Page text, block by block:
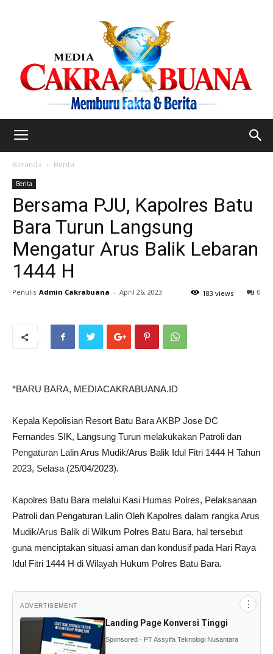
Beranda Berita
Berita
Bersama PJU, Kapolres Batu
Bara Turun Langsung
Mengatur Arus Balik Lebaran
1444 H
Penulis Admin Cakrabuana - April 26, 2023 0
183 views
*BARU BARA, MEDIACAKRABUANA.ID
Kepala Kepolisian Resort Batu Bara AKBP Jose DC
Fernandes SIK, Langsung Turun melakukakan Patroli dan
Pengaturan Lalin Arus Mudik/Arus Balik Idul Fitri 1444 H Tahun
2023, Selasa (25/04/2023).
Kapolres Batu Bara melalui Kasi Humas Polres, Pelaksanaan
Patroli dan Pengaturan Lalin Oleh Kapolres dalam rangka Arus
Mudik/Arus Balik di Wilkum Polres Batu Bara, hal tersebut
guna menciptakan situasi aman dan kondusif pada Hari Raya
Idul Fitri 1444 H di Wilayah Hukum Polres Batu Bara.
ADVERTISEMENT ⋮
Landing Page Konversi Tinggi
Sponsored · PT Assyifa Teknologi Nusantara